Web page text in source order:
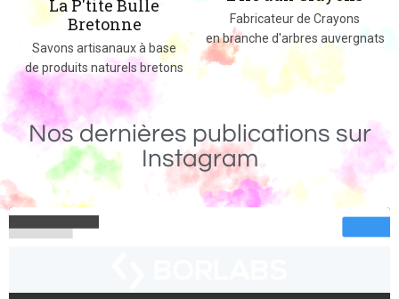
Fabricateur de Crayons
en branche d'arbres auvergnats
Des jeux, jouets et objets en bois
massif fabriqués dans le 02
Nos dernières publications sur
Instagram